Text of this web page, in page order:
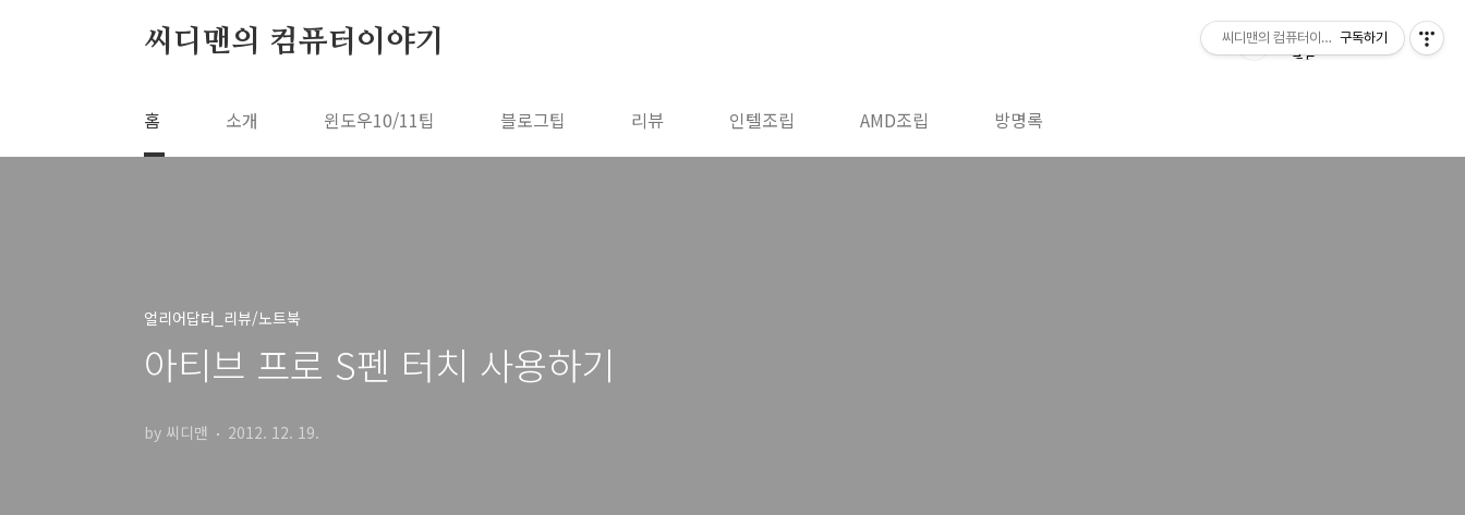
씨디맨의 컴퓨터이야기
홈 소개 윈도우10/11팁 블로그팁 리뷰 인텔조립 AMD조립 방명록
얼리어답터_리뷰/노트북
아티브 프로 S펜 터치 사용하기
by 씨디맨 2012. 12. 19.
씨디맨의 컴퓨터이야기구독하기